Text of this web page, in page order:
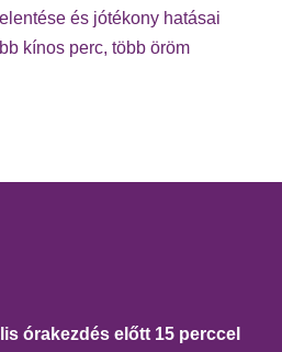
és jótékony hatásai
kínos perc, több öröm
órakezdés előtt 15 perccel